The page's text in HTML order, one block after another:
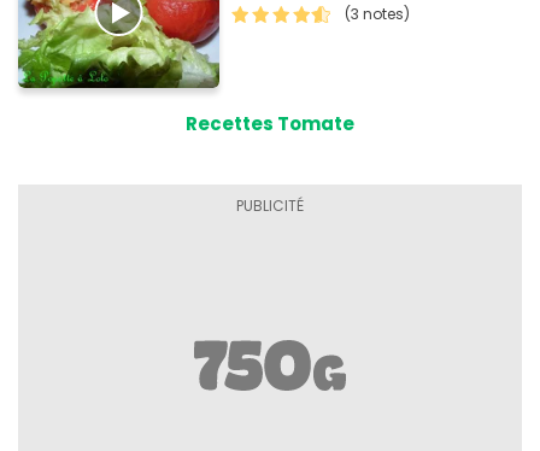
(3 notes)
Recettes Tomate